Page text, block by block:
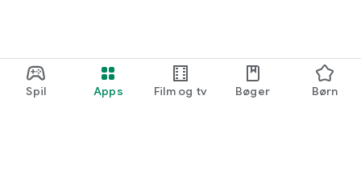
Spil Apps Film og tv Bøger Børn